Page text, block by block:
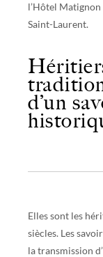
l’Hôtel Matignon
Saint-Laurent.
d’un
Elles sont les
siècles. Les
la transmission